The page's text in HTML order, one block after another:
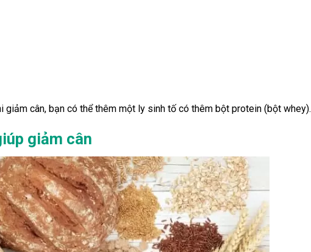
cân, bạn có thể thêm một ly sinh tố có thêm bột protein (bột whey).
giảm cân